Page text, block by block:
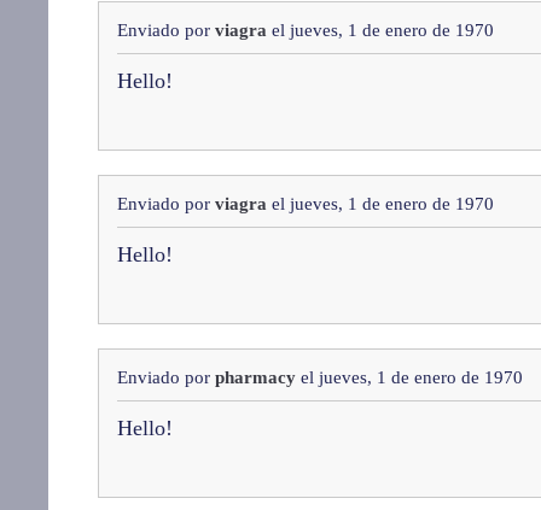
Enviado por viagra el jueves, 1 de enero de 1970
Hello!
Enviado por viagra el jueves, 1 de enero de 1970
Hello!
Enviado por pharmacy el jueves, 1 de enero de 1970
Hello!